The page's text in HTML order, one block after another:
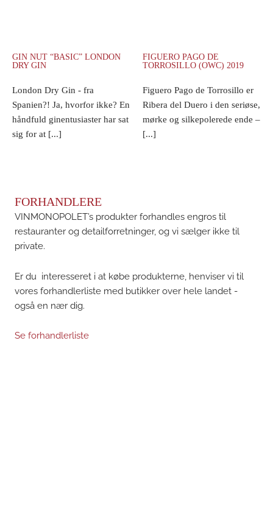
GIN NUT “BASIC” LONDON
DRY GIN
London Dry Gin - fra
Spanien?! Ja, hvorfor ikke? En
håndfuld ginentusiaster har sat
sig for at [...]
FIGUERO PAGO DE
TORROSILLO (OWC) 2019
Figuero Pago de Torrosillo er
Ribera del Duero i den seriøse,
mørke og silkepolerede ende –
[...]
FORHANDLERE
VINMONOPOLET’s produkter forhandles engros til
restauranter og detailforretninger, og vi sælger ikke til
private.
Er du interesseret i at købe produkterne, henviser vi til
vores forhandlerliste med butikker over hele landet -
også en nær dig.
Se forhandlerliste